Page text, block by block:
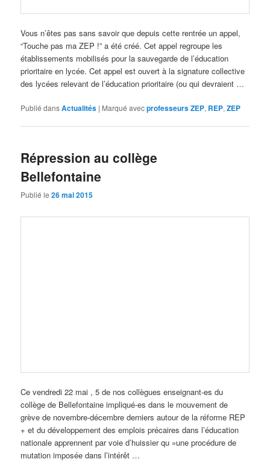
Vous n’êtes pas sans savoir que depuis cette rentrée un appel,
“Touche pas ma ZEP !” a été créé. Cet appel regroupe les
établissements mobilisés pour la sauvegarde de l’éducation
prioritaire en lycée. Cet appel est ouvert à la signature collective
des lycées relevant de l’éducation prioritaire (ou qui devraient …
Publié dansActualités | Marqué avecprofesseurs ZEP, REP,ZEP
Répression au collège
Bellefontaine
Publié le26 mai 2015
Ce vendredi 22 mai , 5 de nos collègues enseignant-es du
collège de Bellefontaine impliqué-es dans le mouvement de
grève de novembre-décembre derniers autour de la réforme REP
+ et du développement des emplois précaires dans l’éducation
nationale apprennent par voie d’huissier qu »une procédure de
mutation imposée dans l’intérêt …